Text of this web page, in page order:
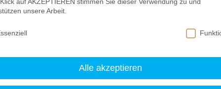
to gossip or share ideas. On the other hand, we bossed
hours than office jobs usually entail. It was the
given deadlines, distractions, and workaholic
Proin gravida nibh vel velit auctor aliquet.
nisi elit consequat ipsum, nec sagittis sem nibh
auf AKZEPTIEREN stimmen Sie dieser Verwendung zu und
unsere Arbeit.
Alle akzeptieren